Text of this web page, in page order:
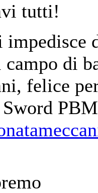
tutti!
di
felice
PBM